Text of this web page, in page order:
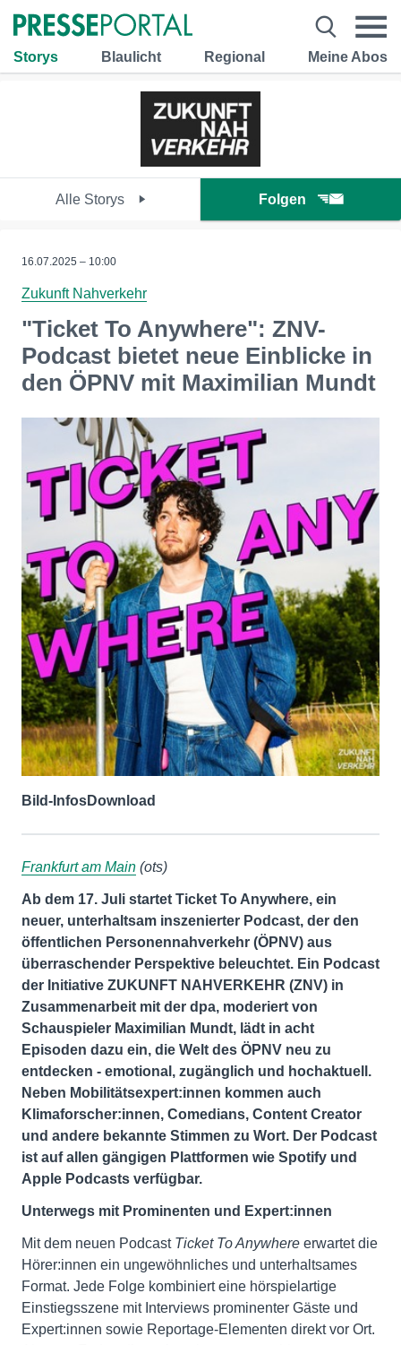
Storys Blaulicht Regional Meine Abos
Alle Storys Folgen
16.07.2025 – 10:00
Zukunft Nahverkehr
"Ticket To Anywhere": ZNV-
Podcast bietet neue Einblicke in
den ÖPNV mit Maximilian Mundt
Bild-InfosDownload
Frankfurt am Main (ots)
Ab dem 17. Juli startet Ticket To Anywhere, ein
neuer, unterhaltsam inszenierter Podcast, der den
öffentlichen Personennahverkehr (ÖPNV) aus
überraschender Perspektive beleuchtet. Ein Podcast
der Initiative ZUKUNFT NAHVERKEHR (ZNV) in
Zusammenarbeit mit der dpa, moderiert von
Schauspieler Maximilian Mundt, lädt in acht
Episoden dazu ein, die Welt des ÖPNV neu zu
entdecken - emotional, zugänglich und hochaktuell.
Neben Mobilitätsexpert:innen kommen auch
Klimaforscher:innen, Comedians, Content Creator
und andere bekannte Stimmen zu Wort. Der Podcast
ist auf allen gängigen Plattformen wie Spotify und
Apple Podcasts verfügbar.
Unterwegs mit Prominenten und Expert:innen
Mit dem neuen Podcast Ticket To Anywhere erwartet die
Hörer:innen ein ungewöhnliches und unterhaltsames
Format. Jede Folge kombiniert eine hörspielartige
Einstiegsszene mit Interviews prominenter Gäste und
Expert:innen sowie Reportage-Elementen direkt vor Ort.